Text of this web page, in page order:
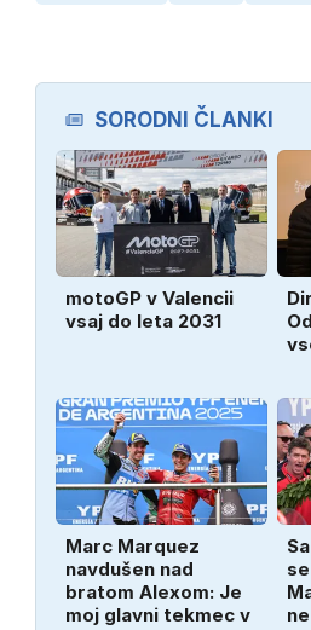
SORODNI ČLANKI
motoGP v Valencii
vsaj do leta 2031
Marc Marquez
navdušen nad
bratom Alexom: Je
moj glavni tekmec v